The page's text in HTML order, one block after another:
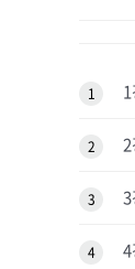
1
2
3
4